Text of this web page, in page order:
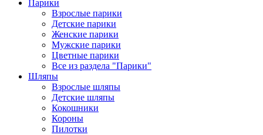
Парики
Взрослые парики
Детские парики
Женские парики
Мужские парики
Цветные парики
Все из раздела "Парики"
Шляпы
Взрослые шляпы
Детские шляпы
Кокошники
Короны
Пилотки